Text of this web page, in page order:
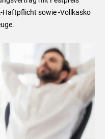
sowie -Vollkasko